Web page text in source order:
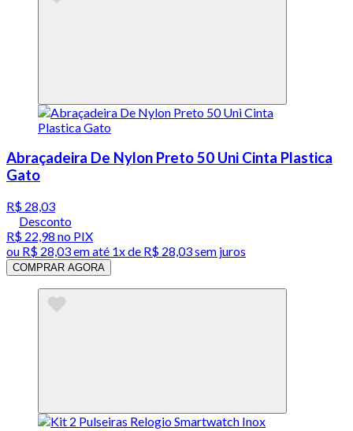
Abraçadeira De Nylon Preto 50 Uni Cinta Plastica
Gato
R$ 28,03
Desconto
R$ 22,98 no PIX
ou R$ 28,03em até 1x de R$ 28,03sem juros
COMPRAR AGORA